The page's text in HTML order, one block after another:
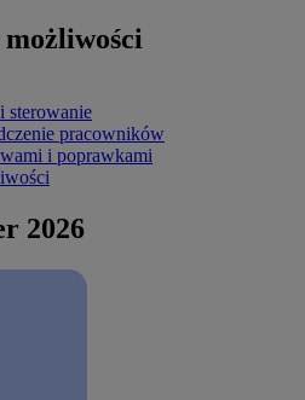
sterowanie
pracowników
i poprawkami
2026